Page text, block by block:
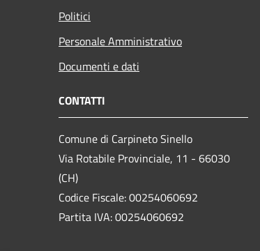
Politici
Personale Amministrativo
Documenti e dati
CONTATTI
Comune di Carpineto Sinello
Via Rotabile Provinciale, 11 - 66030
(CH)
Codice Fiscale: 00254060692
Partita IVA: 00254060692